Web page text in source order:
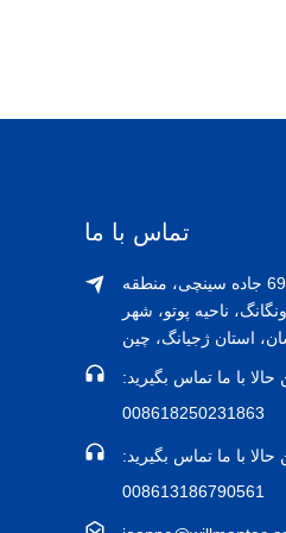
تماس با ما
شماره 69 جاده سینچی، منطقه
ناحیه پوتو، شهر
استان ژجیانگ، چین
حالا با ما تماس بگیرید:
008618250231863
حالا با ما تماس بگیرید:
008613186790561